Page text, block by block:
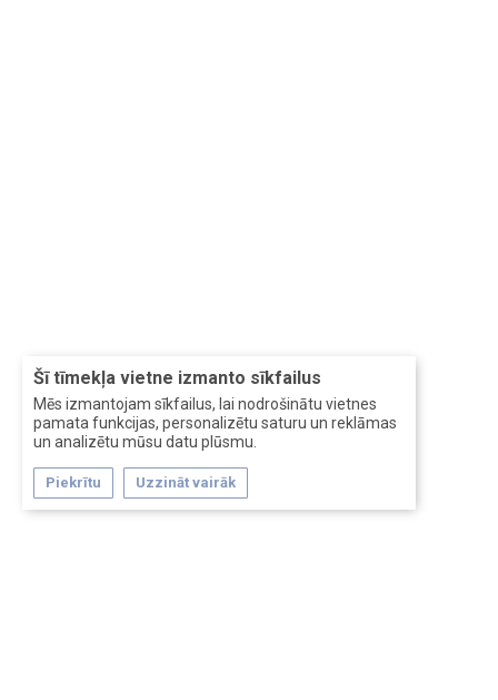
Šī tīmekļa vietne izmanto sīkfailus
Mēs izmantojam sīkfailus, lai nodrošinātu vietnes
pamata funkcijas, personalizētu saturu un reklāmas
un analizētu mūsu datu plūsmu.
Piekrītu Uzzināt vairāk